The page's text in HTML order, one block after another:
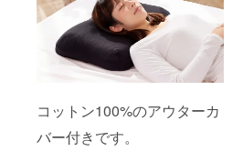
コットン100%のアウターカ
バー付きです。